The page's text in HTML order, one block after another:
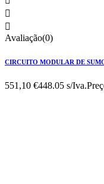


Avaliação(0)
CIRCUITO MODULAR DE
551,10 €448.05 s/Iva.